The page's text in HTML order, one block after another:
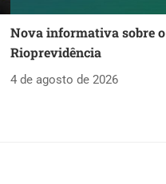
Nova informativa sobre o
Rioprevidência
4 de agosto de 2026